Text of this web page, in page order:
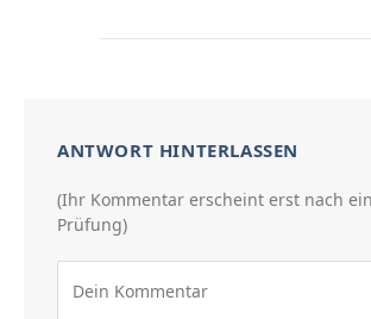
ANTWORT HINTERLASSEN
(Ihr Kommentar erscheint erst nach
Prüfung)